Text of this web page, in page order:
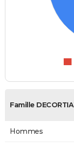
Famille
Hommes